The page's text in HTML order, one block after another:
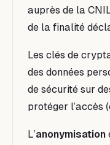
auprès de la
de la finalité
Les clés de
des données
de sécurité sur
protéger l’accès
L’anonymisation